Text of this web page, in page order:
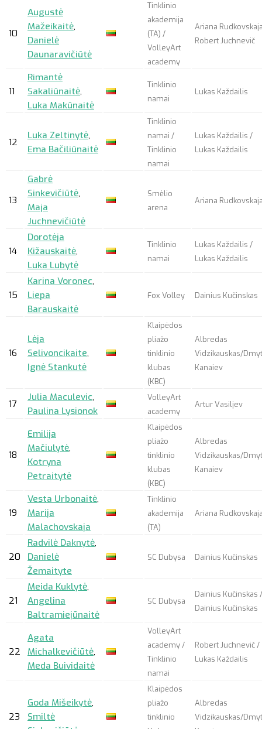
10
Augustė
Mažeikaitė,
Danielė
Daunaravičiūtė
Tinklinio
akademija
(TA) /
VolleyArt
academy
Ariana
Robert Juchnevič
11
Rimantė
Sakaliūnaitė,
Luka Makūnaitė
Tinklinio
namai
Lukas Každailis
12
Luka Zeltinytė,
Ema Bačiliūnaitė
Tinklinio
namai /
Tinklinio
namai
Lukas Každailis /
Lukas Každailis
13
Gabrė
Sinkevičiūtė,
Maja
Juchnevičiūtė
Smėlio
arena
Ariana
14
Dorotėja
Kižauskaitė,
Luka Lubytė
Tinklinio
namai
Lukas Každailis /
Lukas Každailis
15
Karina Voronec,
Liepa
Barauskaitė
Fox Volley Dainius Kučinskas
16
Lėja
Selivoncikaite,
Ignė Stankutė
Klaipėdos
pliažo
tinklinio
klubas
(KBC)
Albredas
Vidzikauskas/
Kanaiev
17
Julia Maculevic,
Paulina Lysionok
VolleyArt
academy
Artur Vasiljev
18
Emilija
Mačiulytė,
Kotryna
Petraitytė
Klaipėdos
pliažo
tinklinio
klubas
(KBC)
Albredas
Vidzikauskas/
Kanaiev
19
Vesta Urbonaitė,
Marija
Malachovskaja
Tinklinio
akademija
(TA)
Ariana
20
Radvilė Daknytė,
Danielė
Žemaityte
SC Dubysa Dainius Kučinskas
21
Meida Kuklytė,
Angelina
Baltramiejūnaitė
SC Dubysa
Dainius Kučinskas /
Dainius Kučinskas
22
Agata
Michalkevičiūtė,
Meda Buividaitė
VolleyArt
academy /
Tinklinio
namai
Robert Juchnevič /
Lukas Každailis
23
Goda Mišeikytė,
Smiltė
Klaipėdos
pliažo
tinklinio
Albredas
Vidzikauskas/